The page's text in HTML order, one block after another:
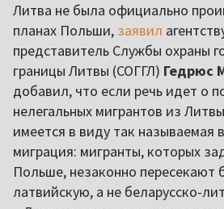
Литва не была официально
планах Польши, заявил
представитель Службы охраны
границы Литвы (СОГГЛ) Гедрюс
добавил, что если речь идет о
нелегальных мигрантов из
имеется в виду так называемая
миграция: мигранты, которых
Польше, незаконно пересекают
латвийскую, а не беларусско-